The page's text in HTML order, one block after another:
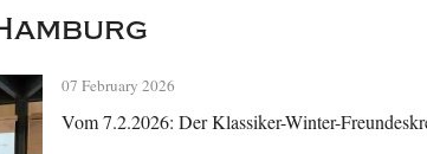
07 February 2026
Vom 7.2.2026: Der Klassiker-Winter-